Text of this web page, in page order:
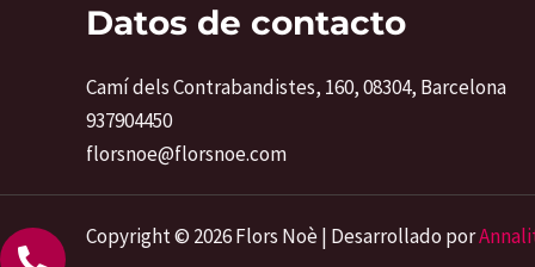
Datos de contacto
Camí dels Contrabandistes, 160, 08304, Barcelona
937904450
florsnoe@florsnoe.com
Copyright © 2026 Flors Noè | Desarrollado por